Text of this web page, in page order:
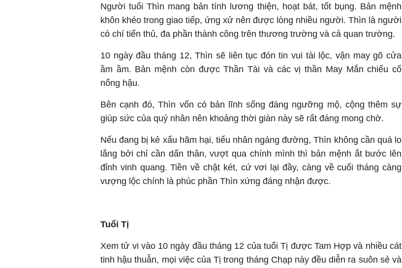
Người tuổi Thìn mang bản tính lương thiện, hoạt bát, tốt bụng. Bản mệnh
khôn khéo trong giao tiếp, ứng xử nên được lòng nhiều người. Thìn là người
có chí tiến thủ, đa phần thành công trên thương trường và cả quan trường.
10 ngày đầu tháng 12, Thìn sẽ liên tục đón tin vui tài lộc, vận may gõ cửa
ầm ầm. Bản mệnh còn được Thần Tài và các vị thần May Mắn chiếu cố
nống hậu.
Bên cạnh đó, Thìn vốn có bản lĩnh sống đáng ngưỡng mộ, cộng thêm sự
giúp sức của quý nhân nên khoảng thời giàn này sẽ rất đáng mong chờ.
Nếu đang bị kẻ xấu hãm hại, tiểu nhân ngáng đường, Thìn không cần quá lo
lắng bởi chỉ cần dấn thân, vượt qua chính mình thì bản mệnh ắt bước lên
đỉnh vinh quang. Tiền về chật két, cứ vơi lại đầy, càng về cuối tháng càng
vượng lộc chính là phúc phần Thìn xứng đáng nhận được.
Tuổi Tị
Xem tử vi vào 10 ngày đầu tháng 12 của tuổi Tị được Tam Hợp và nhiều cát
tinh hậu thuẫn, mọi việc của Tị trong tháng Chạp này đều diễn ra suôn sẻ và